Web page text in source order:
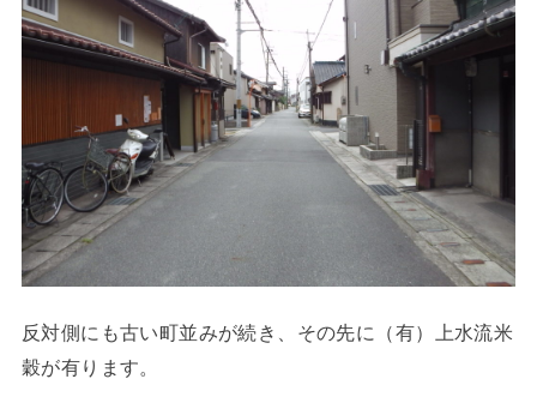
反対側にも古い町並みが続き、その先に（有）上水流米
穀が有ります。